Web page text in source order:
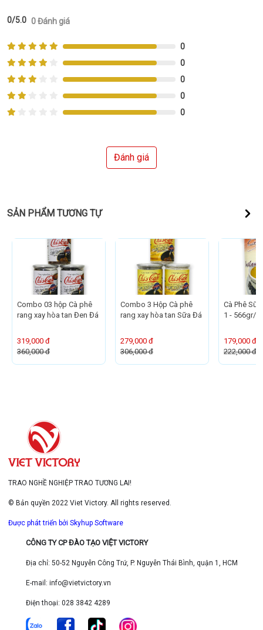
0/5.0 0 Đánh giá
0
0
0
0
0
Đánh giá
SẢN PHẨM TƯƠNG TỰ
Combo 03 hộp Cà phê
rang xay hòa tan Đen Đá
319,000 đ
360,000 đ
Combo 3 Hộp Cà phê
rang xay hòa tan Sữa Đá
279,000 đ
306,000 đ
Cà Phê
1 - 566gr/
179,000 đ
222,000 đ
TRAO NGHỀ NGHIỆP TRAO TƯƠNG LAI!
© Bản quyền 2022 Viet Victory. All rights reserved.
Được phát triển bởi Skyhup Software
CÔNG TY CP ĐÀO TẠO VIỆT VICTORY
Địa chỉ: 50-52 Nguyễn Công Trứ, P. Nguyễn Thái Bình, quận 1, HCM
E-mail: info@vietvictory.vn
Điện thoại: 028 3842 4289